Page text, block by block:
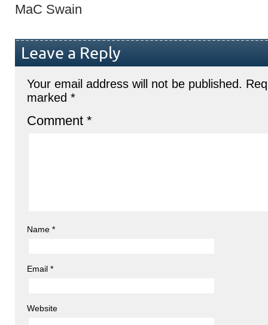
MaC Swain
Leave a Reply
Your email address will not be published.
marked *
Comment *
Name *
Email *
Website